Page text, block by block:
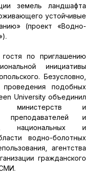
земель ландшафта
устойчивые
(проект «Водно-
по приглашению
инициативы
Безусловно,
подобных
University объединил
министерств и
преподавателей и
национальных и
водно-болотных
агентства
гражданского